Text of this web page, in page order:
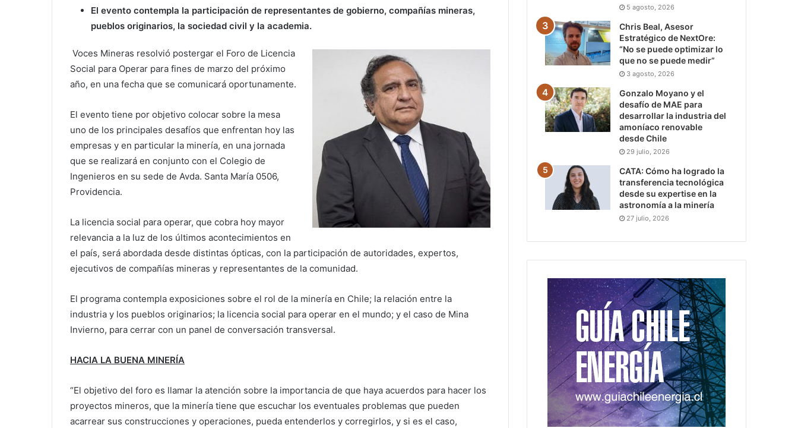
El evento contempla la participación de representantes de gobierno, compañías mineras,
pueblos originarios, la sociedad civil y la academia.
Voces Mineras resolvió postergar el Foro de Licencia
Social para Operar para fines de marzo del próximo
año, en una fecha que se comunicará oportunamente.
El evento tiene por objetivo colocar sobre la mesa
uno de los principales desafíos que enfrentan hoy las
empresas y en particular la minería, en una jornada
que se realizará en conjunto con el Colegio de
Ingenieros en su sede de Avda. Santa María 0506,
Providencia.
La licencia social para operar, que cobra hoy mayor
relevancia a la luz de los últimos acontecimientos en
el país, será abordada desde distintas ópticas, con la participación de autoridades, expertos,
ejecutivos de compañías mineras y representantes de la comunidad.
El programa contempla exposiciones sobre el rol de la minería en Chile; la relación entre la
industria y los pueblos originarios; la licencia social para operar en el mundo; y el caso de Mina
Invierno, para cerrar con un panel de conversación transversal.
HACIA LA BUENA MINERÍA
“El objetivo del foro es llamar la atención sobre la importancia de que haya acuerdos para hacer los
proyectos mineros, que la minería tiene que escuchar los eventuales problemas que pueden
acarrear sus construcciones y operaciones, pueda entenderlos y corregirlos, y si es el caso,
5 agosto, 2026
Chris Beal, Asesor
Estratégico de NextOre:
“No se puede optimizar lo
que no se puede medir”
3 agosto, 2026
Gonzalo Moyano y el
desafío de MAE para
desarrollar la industria del
amoníaco renovable
desde Chile
29 julio, 2026
CATA: Cómo ha logrado la
transferencia tecnológica
desde su expertise en la
astronomía a la minería
27 julio, 2026